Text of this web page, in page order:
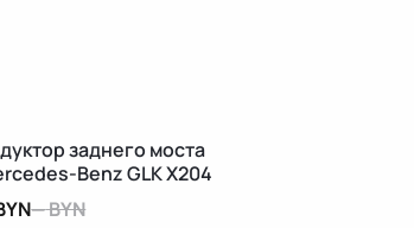
заднего моста
Benz GLK X204
—BYN